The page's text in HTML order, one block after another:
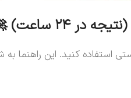
۲۴ ساعت) 🚀